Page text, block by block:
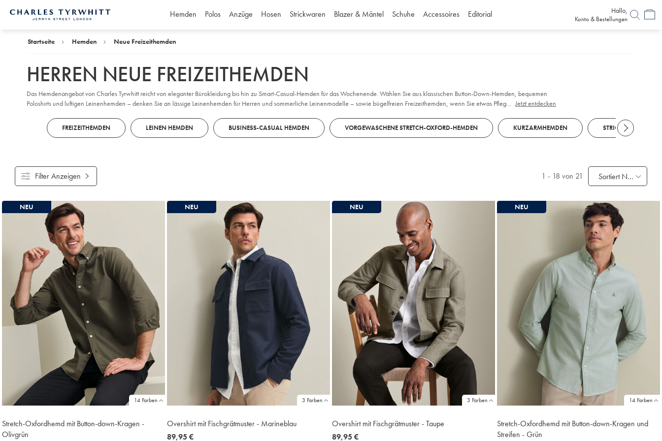
Hemden Polos Anzüge Hosen Strickwaren Blazer & Mäntel Schuhe Accessoires Editorial Hallo,
Konto & Bestellungen
Startseite Hemden Neue Freizeithemden
HERREN NEUE FREIZEITHEMDEN
Das Hemdenangebot von Charles Tyrwhitt reicht von eleganter Bürokleidung bis hin zu Smart-Casual-Hemden für das Wochenende. Wählen Sie aus klassischen Button-Down-Hemden, bequemen
Poloshirts und luftigen Leinenhemden – denken Sie an lässige Leinenhemden für Herren und sommerliche Leinenmodelle – sowie bügelfreien Freizeithemden, wenn Sie etwas Pflegeleichtes suchen.
... Jetzt entdecken
FREIZEITHEMDEN LEINEN HEMDEN BUSINESS-CASUAL HEMDEN VORGEWASCHENE STRETCH-OXFORD-HEMDEN KURZARMHEMDEN STRICK POLOS
Filter Anzeigen 1 - 18 von 21 Sortiert Nach
Gefundene
14 Farben
NEU
Stretch-Oxfordhemd mit Button-down-Kragen -
Olivgrün
3 Farben
NEU
Overshirt mit Fischgrätmuster - Marineblau
now
89,95 €
3 Farben
NEU
Overshirt mit Fischgrätmuster - Taupe
now
89,95 €
14 Farben
NEU
Stretch-Oxfordhemd mit Button-down-Kragen und
Streifen - Grün